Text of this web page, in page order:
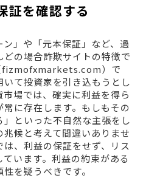
証を確認する
ン」や「元本保証」など、過
の場合詐欺サイトの特徴で
）で
て投資家を引き込もうとし
場では、確実に利益を得ら
に存在します。もしもその
といった不自然な主張をし
候と考えて間違いありませ
、利益の保証をせず、リス
います。利益の約束がある
を疑うべきです。